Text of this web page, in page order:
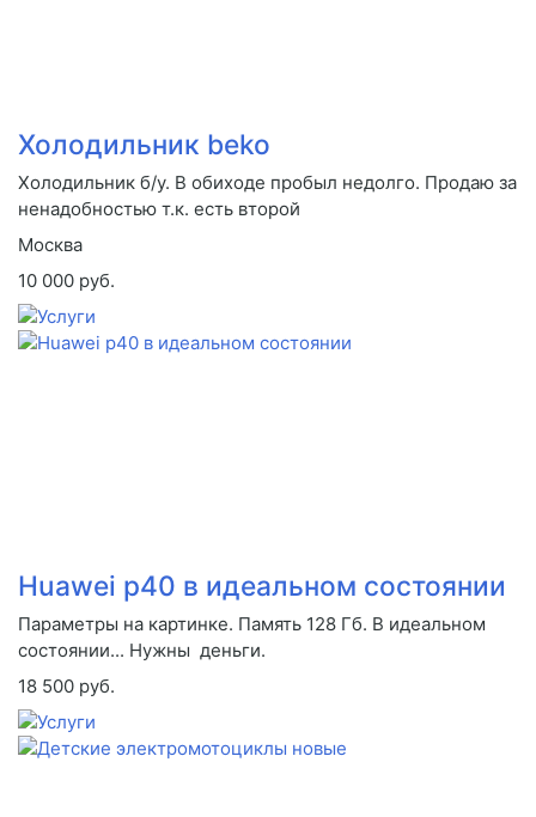
Холодильник beko
Холодильник б/у. В обиходе пробыл недолго. Продаю за
ненадобностью т.к. есть второй
Москва
10 000 руб.
Huawei p40 в идеальном состоянии
Параметры на картинке. Память 128 Гб. В идеальном
состоянии... Нужны деньги.
18 500 руб.